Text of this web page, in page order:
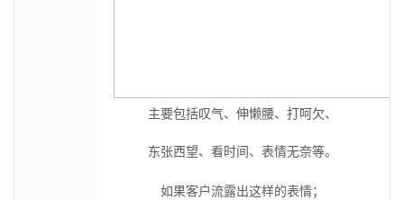
主要包括叹气、伸懒腰、打呵欠、
东张西望、看时间、表情无奈等。
如果客户流露出这样的表情；